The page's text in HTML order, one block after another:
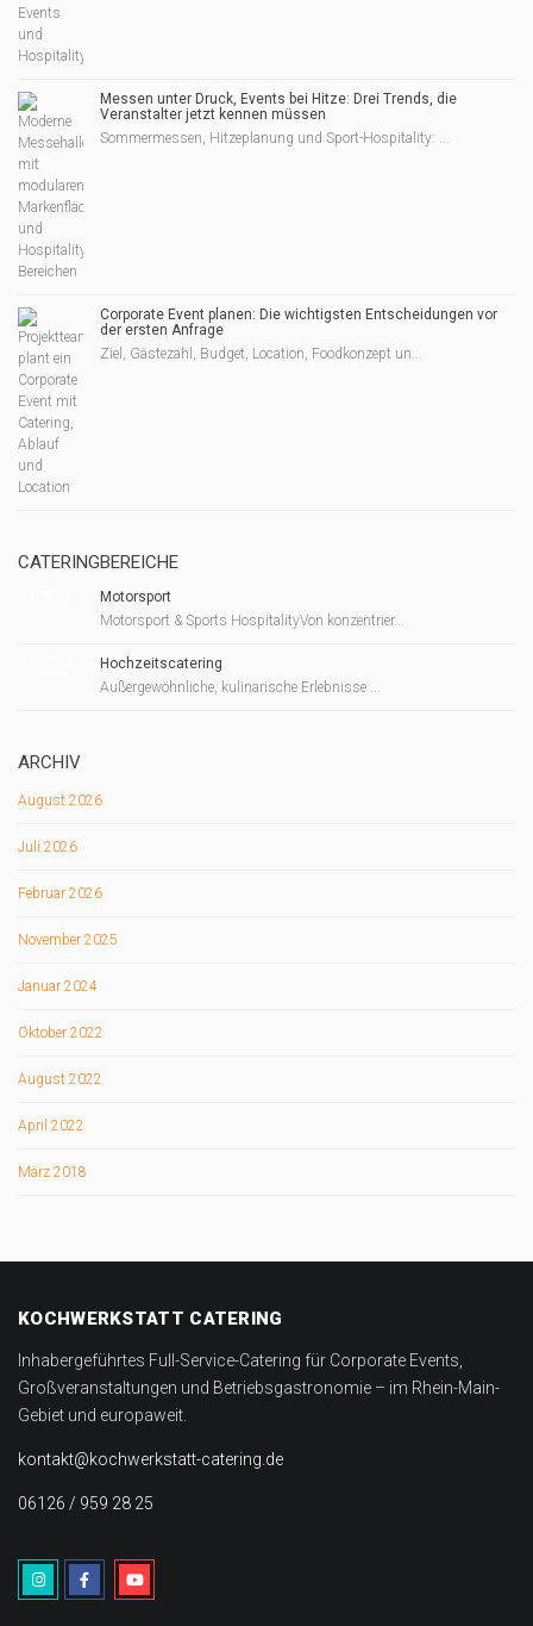
Messen unter Druck, Events bei Hitze: Drei Trends, die
Veranstalter jetzt kennen müssen
Sommermessen, Hitzeplanung und Sport-Hospitality: ...
Corporate Event planen: Die wichtigsten Entscheidungen vor
der ersten Anfrage
Ziel, Gästezahl, Budget, Location, Foodkonzept un...
CATERINGBEREICHE
Motorsport
Motorsport & Sports HospitalityVon konzentrier...
Hochzeitscatering
Außergewöhnliche, kulinarische Erlebnisse ...
ARCHIV
August 2026
Juli 2026
Februar 2026
November 2025
Januar 2024
Oktober 2022
August 2022
April 2022
März 2018
KOCHWERKSTATT CATERING
Inhabergeführtes Full-Service-Catering für Corporate Events,
Großveranstaltungen und Betriebsgastronomie – im Rhein-Main-
Gebiet und europaweit.
kontakt@kochwerkstatt-catering.de
06126 / 959 28 25